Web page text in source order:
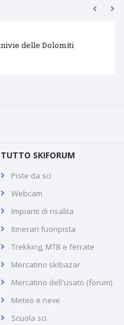
delle Dolomiti
TUTTO SKIFORUM
Piste da sci
Webcam
Impianti di risalita
Itinerari fuoripista
Trekking, MTB e ferrate
Mercatino skibazar
Mercatino dell'usato (forum)
Meteo e neve
Scuola sci